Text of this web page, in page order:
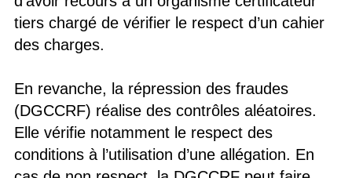
tiers chargé de vérifier le respect d’un cahier
des charges.
En revanche, la répression des fraudes
(DGCCRF) réalise des contrôles aléatoires.
Elle vérifie notamment le respect des
conditions à l’utilisation d’une allégation. En